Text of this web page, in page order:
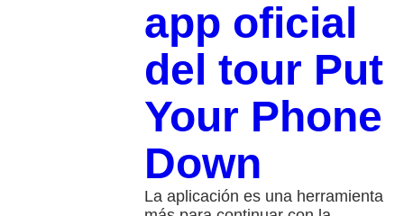
app oficial
del tour Put
Your Phone
Down
La aplicación es una herramienta